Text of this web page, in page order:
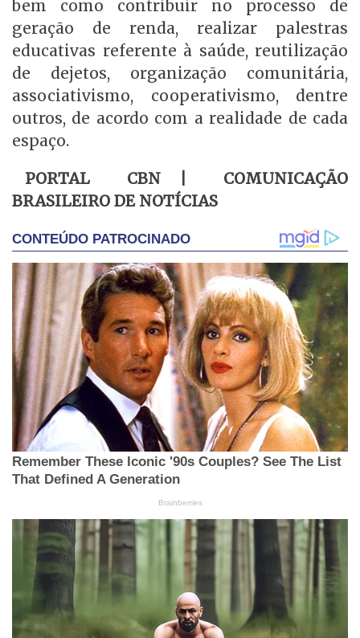
bem como contribuir no processo de
geração de renda, realizar palestras
educativas referente à saúde, reutilização
de dejetos, organização comunitária,
associativismo, cooperativismo, dentre
outros, de acordo com a realidade de cada
espaço.
PORTAL CBN | COMUNICAÇÃO
BRASILEIRO DE NOTÍCIAS